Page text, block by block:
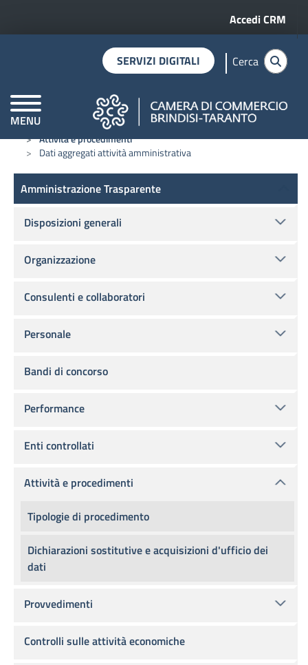
Menu
Accedi CRM
MENU
CAMERE DI COMMERCIO D'ITALIA
SERVIZI DIGITALI Cerca
Home
Amministrazione trasparente
Attività e procedimenti
Dati aggregati attività amministrativa
Amministrazione Trasparente
Amministrazione Trasparente
Disposizioni generali
Organizzazione
Consulenti e collaboratori
Personale
Bandi di concorso
Performance
Enti controllati
Attività e procedimenti
Tipologie di procedimento
Dichiarazioni sostitutive e acquisizioni d'ufficio dei
dati
Provvedimenti
Controlli sulle attività economiche